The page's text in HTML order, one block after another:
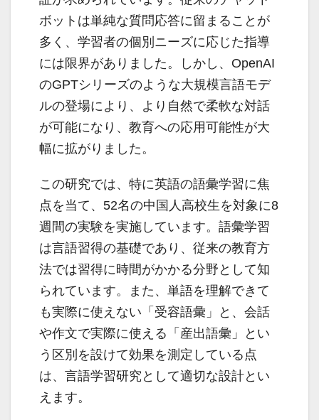
ボットは単純な質問応答に留まることが
多く、学習者の個別ニーズに応じた指導
には限界がありました。しかし、OpenAI
のGPTシリーズのような大規模言語モデ
ルの登場により、より自然で柔軟な対話
が可能になり、教育への応用可能性が大
幅に拡がりました。
この研究では、特に英語の語彙学習に焦
点を当て、52名の中国人高校生を対象に8
週間の実験を実施しています。語彙学習
は言語習得の基礎であり、従来の教育方
法では習得に時間がかかる分野として知
られています。また、単語を理解できて
も実際に使えない「受容語彙」と、会話
や作文で実際に使える「産出語彙」とい
う区別を設けて効果を測定している点
は、言語学習研究として適切な設計とい
えます。